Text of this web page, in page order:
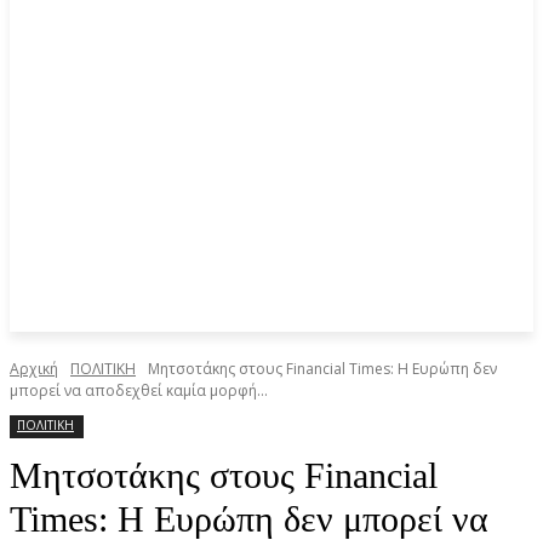
Αρχική ΠΟΛΙΤΙΚΗ
Μητσοτάκης στους Financial Times: H Ευρώπη δεν
μπορεί να αποδεχθεί καμία μορφή...
ΠΟΛΙΤΙΚΗ
Μητσοτάκης στους Financial
Times: H Ευρώπη δεν μπορεί να